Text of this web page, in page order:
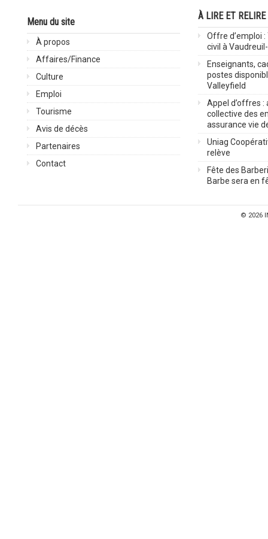
Menu du site
À propos
Affaires/Finance
Culture
Emploi
Tourisme
Avis de décès
Partenaires
Contact
À LIRE ET RELIRE
Offre d’emploi
civil à
Enseignants,
postes
Valleyfield
Appel d’offres :
collective des
assurance vie
Uniag
relève
Fête des
Barbe sera en
© 2026